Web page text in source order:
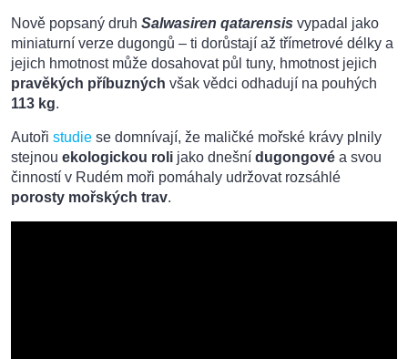
Nově popsaný druh Salwasiren qatarensis vypadal jako
miniaturní verze dugongů – ti dorůstají až třímetrové délky a
jejich hmotnost může dosahovat půl tuny, hmotnost jejich
pravěkých příbuzných však vědci odhadují na pouhých
113 kg.
Autoři studie se domnívají, že maličké mořské krávy plnily
stejnou ekologickou roli jako dnešní dugongové a svou
činností v Rudém moři pomáhaly udržovat rozsáhlé
porosty mořských trav.